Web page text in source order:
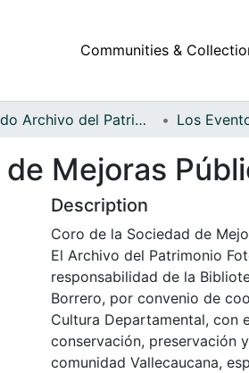
Communities &
Fondo Archivo del Patrimonio Fotográfico y Fílmico del Valle del Cauca Los
Mejoras
Description
Coro de la Sociedad de
El Archivo del Patrimonio
responsabilidad de la
Borrero, por convenio de
Cultura Departamental, con
conservación, preservación
comunidad Vallecaucana,